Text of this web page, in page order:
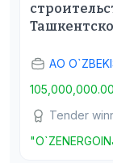
АО
Tender